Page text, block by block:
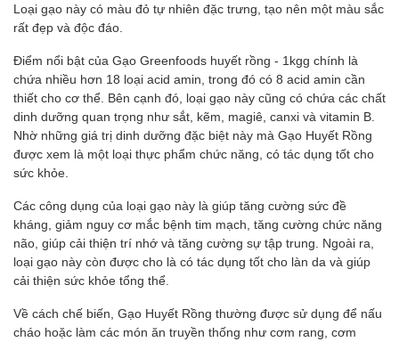
Loại gạo này có màu đỏ tự nhiên đặc trưng, tạo nên một màu sắc
rất đẹp và độc đáo.
Điểm nổi bật của Gạo Greenfoods huyết rồng - 1kgg chính là
chứa nhiều hơn 18 loại acid amin, trong đó có 8 acid amin cần
thiết cho cơ thể. Bên cạnh đó, loại gạo này cũng có chứa các chất
dinh dưỡng quan trọng như sắt, kẽm, magiê, canxi và vitamin B.
Nhờ những giá trị dinh dưỡng đặc biệt này mà Gạo Huyết Rồng
được xem là một loại thực phẩm chức năng, có tác dụng tốt cho
sức khỏe.
Các công dụng của loại gạo này là giúp tăng cường sức đề
kháng, giảm nguy cơ mắc bệnh tim mạch, tăng cường chức năng
não, giúp cải thiện trí nhớ và tăng cường sự tập trung. Ngoài ra,
loại gạo này còn được cho là có tác dụng tốt cho làn da và giúp
cải thiện sức khỏe tổng thể.
Về cách chế biến, Gạo Huyết Rồng thường được sử dụng để nấu
cháo hoặc làm các món ăn truyền thống như cơm rang, cơm